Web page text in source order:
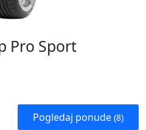
Pro Sport
Pogledaj ponude (8)